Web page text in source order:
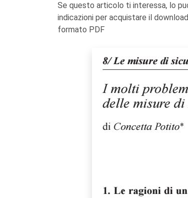
Se questo articolo ti interessa, lo
indicazioni per acquistare il
formato PDF